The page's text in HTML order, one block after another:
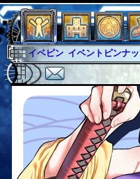
イベピン イベントピンナ
グラシャ グラシャ・ラボラ
グローバルジャスティス
サイキックハーツ大戦 シ
ファイナル
アブソーバー